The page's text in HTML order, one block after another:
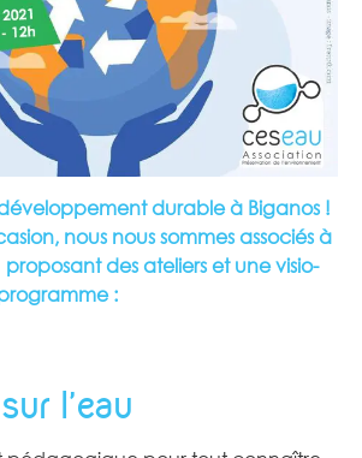
durable à Biganos !
nous nous sommes associés à
des ateliers et une visio-
:
l’eau